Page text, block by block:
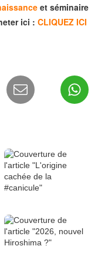
et séminaire
ici : CLIQUEZ ICI